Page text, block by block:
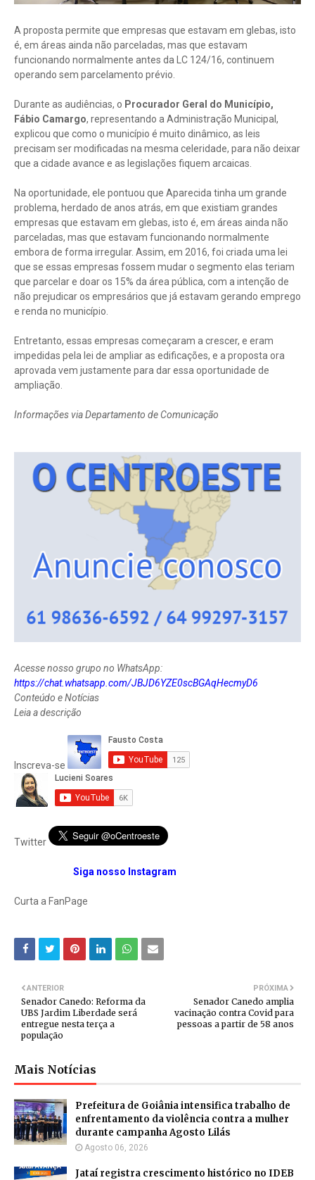
A proposta permite que empresas que estavam em glebas, isto
é, em áreas ainda não parceladas, mas que estavam
funcionando normalmente antes da LC 124/16, continuem
operando sem parcelamento prévio.
Durante as audiências, o Procurador Geral do Município,
Fábio Camargo, representando a Administração Municipal,
explicou que como o município é muito dinâmico, as leis
precisam ser modificadas na mesma celeridade, para não deixar
que a cidade avance e as legislações fiquem arcaicas.
Na oportunidade, ele pontuou que Aparecida tinha um grande
problema, herdado de anos atrás, em que existiam grandes
empresas que estavam em glebas, isto é, em áreas ainda não
parceladas, mas que estavam funcionando normalmente
embora de forma irregular. Assim, em 2016, foi criada uma lei
que se essas empresas fossem mudar o segmento elas teriam
que parcelar e doar os 15% da área pública, com a intenção de
não prejudicar os empresários que já estavam gerando emprego
e renda no município.
Entretanto, essas empresas começaram a crescer, e eram
impedidas pela lei de ampliar as edificações, e a proposta ora
aprovada vem justamente para dar essa oportunidade de
ampliação.
Informações via Departamento de Comunicação
Acesse nosso grupo no WhatsApp:
https://chat.whatsapp.com/JBJD6YZE0scBGAqHecmyD6
Conteúdo e Notícias
Leia a descrição
Inscreva-se
Twitter
Siga nosso Instagram
Curta a FanPage
PRÓXIMA
Senador Canedo amplia
vacinação contra Covid para
pessoas a partir de 58 anos
ANTERIOR
Senador Canedo: Reforma da
UBS Jardim Liberdade será
entregue nesta terça a
população
Mais Notícias
Prefeitura de Goiânia intensifica trabalho de
enfrentamento da violência contra a mulher
durante campanha Agosto Lilás
Agosto 06, 2026
Jataí registra crescimento histórico no IDEB